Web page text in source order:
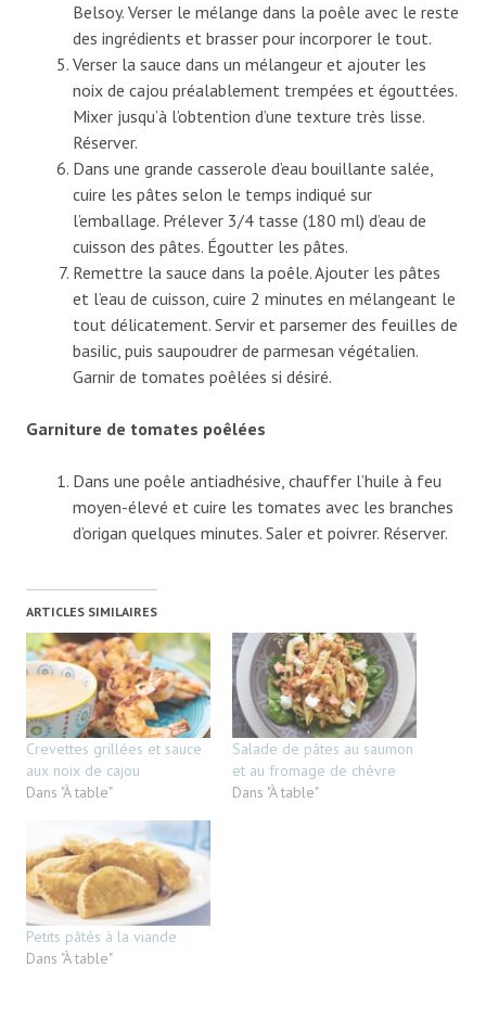
Belsoy. Verser le mélange dans la poêle avec le reste
des ingrédients et brasser pour incorporer le tout.
Verser la sauce dans un mélangeur et ajouter les
noix de cajou préalablement trempées et égouttées.
Mixer jusqu’à l’obtention d’une texture très lisse.
Réserver.
Dans une grande casserole d’eau bouillante salée,
cuire les pâtes selon le temps indiqué sur
l’emballage. Prélever 3/4 tasse (180 ml) d’eau de
cuisson des pâtes. Égoutter les pâtes.
Remettre la sauce dans la poêle. Ajouter les pâtes
et l’eau de cuisson, cuire 2 minutes en mélangeant le
tout délicatement. Servir et parsemer des feuilles de
basilic, puis saupoudrer de parmesan végétalien.
Garnir de tomates poêlées si désiré.
Garniture de tomates poêlées
Dans une poêle antiadhésive, chauffer l’huile à feu
moyen-élevé et cuire les tomates avec les branches
d’origan quelques minutes. Saler et poivrer. Réserver.
ARTICLES SIMILAIRES
Crevettes grillées et sauce
aux noix de cajou
Dans "À table"
Salade de pâtes au saumon
et au fromage de chèvre
Dans "À table"
Petits pâtés à la viande
Dans "À table"